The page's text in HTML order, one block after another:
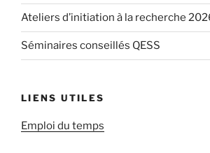
Ateliers d’initiation à la recherche
Séminaires conseillés QESS
LIENS UTILES
Emploi du temps